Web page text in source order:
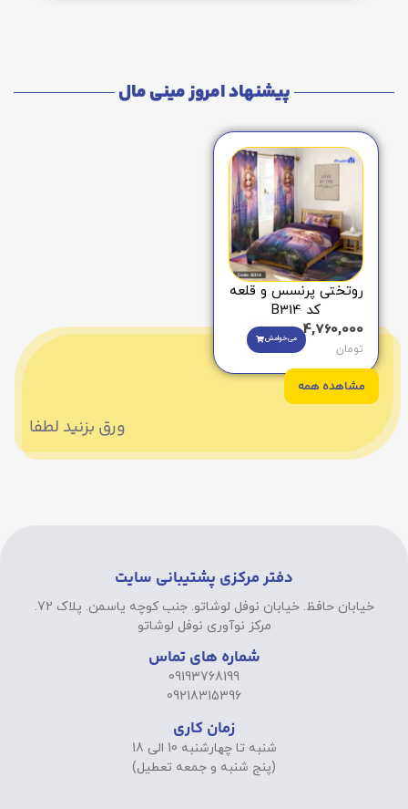
پیشنهاد امروز مینی مال
روتختی پرنسس و قلعه
کد B314
4,760,000
تومان
می‌خوامش
مشاهده همه
ورق بزنید لطفا
دفتر مرکزی پشتیبانی سایت
خیابان حافظ. خیابان نوفل لوشاتو. جنب کوچه یاسمن. پلاک 72.
مرکز نوآوری نوفل لوشاتو
شماره های تماس
09193768199
09218315396
زمان کاری
شنبه تا چهارشنبه 10 الی 18
(پنج شنبه و جمعه تعطیل)